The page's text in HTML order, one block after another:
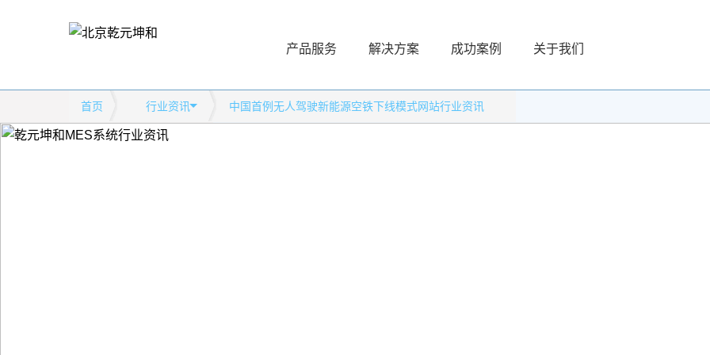
产品服务 解决方案 成功案例 关于我们
首页 行业资讯 中国首例无人驾驶新能源空铁下线模式网站行业资讯